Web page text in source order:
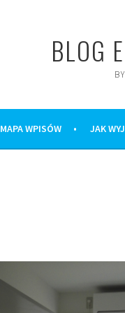
BLOG
MAPA WPISÓW JAK